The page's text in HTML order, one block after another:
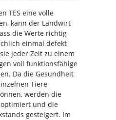
TES eine volle
kann der Landwirt
die Werte richtig
einmal defekt
jeder Zeit zu einem
voll funktionsfähige
Da die Gesundheit
Tiere
werden die
und die
gesteigert. Im